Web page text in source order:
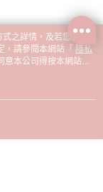
之詳情，及若您不希
，請參閱本網站「 隱私
意本公司得按本網站使